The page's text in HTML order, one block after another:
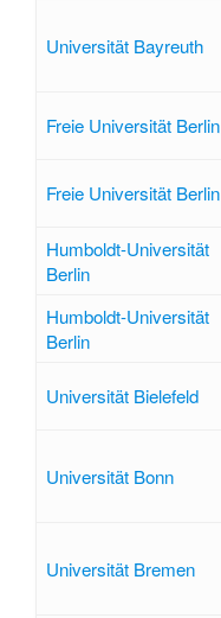
Universität Bayreuth
Freie Universität Berlin
Freie Universität Berlin
Humboldt-Universität
Berlin
Humboldt-Universität
Berlin
Universität Bielefeld
Universität Bonn
Universität Bremen